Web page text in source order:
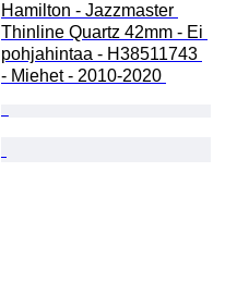
Hamilton - Jazzmaster
Thinline Quartz 42mm - Ei
pohjahintaa - H38511743
- Miehet - 2010-2020